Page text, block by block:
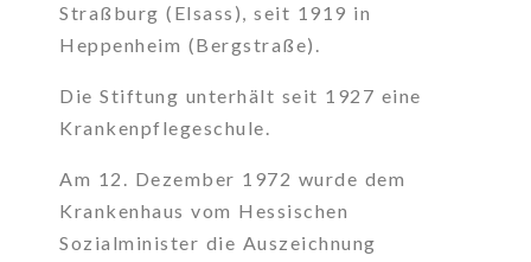
Straßburg (Elsass), seit 1919 in
Heppenheim (Bergstraße).
Die Stiftung unterhält seit 1927 eine
Krankenpflegeschule.
Am 12. Dezember 1972 wurde dem
Krankenhaus vom Hessischen
Sozialminister die Auszeichnung